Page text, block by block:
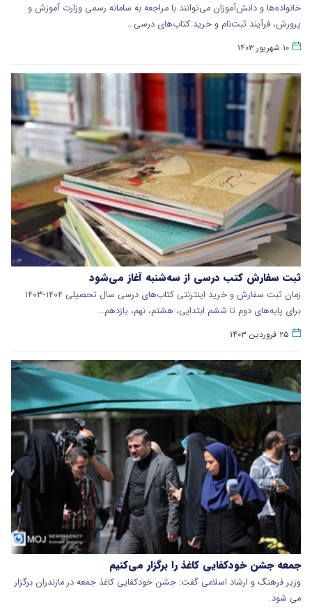
خانواده‌ها و دانش‌آموزان می‌توانند با مراجعه به سامانه رسمی وزارت آموزش و
پرورش، فرآیند ثبت‌نام و خرید کتاب‌های درسی…
۱۰ شهریور ۱۴۰۳
ثبت سفارش کتب درسی از سه‌شنبه آغاز می‌شود
زمان ثبت سفارش و خرید اینترنتی کتاب‌های درسی سال تحصیلی ۱۴۰۴-۱۴۰۳
برای پایه‌های دوم تا ششم ابتدایی، هشتم، نهم، یازدهم…
۲۵ فروردین ۱۴۰۳
جمعه جشن خودکفایی کاغذ را برگزار می‌کنیم
وزیر فرهنگ و ارشاد اسلامی گفت: جشن خودکفایی کاغذ جمعه در مازندران برگزار
می شود.